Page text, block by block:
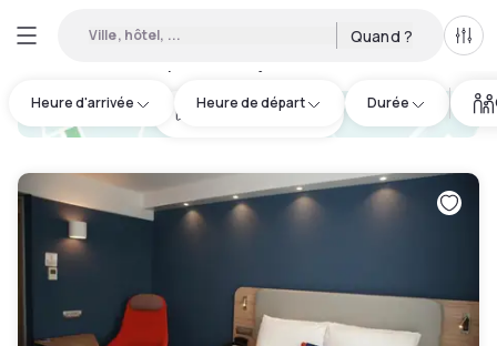
Ville, hôtel, ... Quand ?
Heure d'arrivée Heure de départ Durée
hotel.cta.view_map